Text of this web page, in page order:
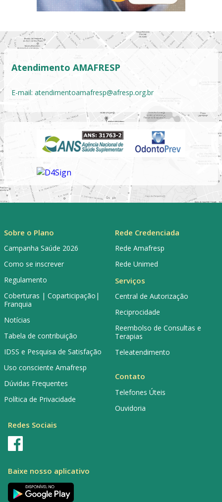
Atendimento AMAFRESP
E-mail: atendimentoamafresp@afresp.org.br
Sobre o Plano
Campanha Saúde 2026
Como se inscrever
Regulamento
Coberturas | Coparticipação|
Franquia
Notícias
Tabela de contribuição
IDSS e Pesquisa de Satisfação
Uso consciente Amafresp
Dúvidas Frequentes
Política de Privacidade
Rede Credenciada
Rede Amafresp
Rede Unimed
Serviços
Central de Autorização
Reciprocidade
Reembolso de Consultas e
Terapias
Teleatendimento
Contato
Telefones Úteis
Ouvidoria
Redes Sociais
Baixe nosso aplicativo